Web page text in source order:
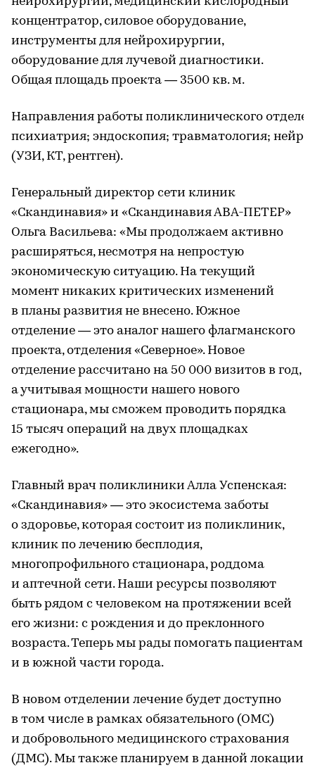
концентратор, силовое оборудование,
инструменты для нейрохирургии,
оборудование для лучевой диагностики.
Общая площадь проекта — 3500 кв. м.
Направления работы поликлинического
психиатрия; эндоскопия; травматология;
(УЗИ, КТ, рентген).
Генеральный директор сети клиник
«Скандинавия» и «Скандинавия АВА-ПЕТЕР»
Ольга Васильева: «Мы продолжаем активно
расширяться, несмотря на непростую
экономическую ситуацию. На текущий
момент никаких критических изменений
в планы развития не внесено. Южное
отделение — это аналог нашего флагманского
проекта, отделения «Северное». Новое
отделение рассчитано на 50 000 визитов в год,
а учитывая мощности нашего нового
стационара, мы сможем проводить порядка
15 тысяч операций на двух площадках
ежегодно».
Главный врач поликлиники Алла Успенская:
«Скандинавия» — это экосистема заботы
о здоровье, которая состоит из поликлиник,
клиник по лечению бесплодия,
многопрофильного стационара, роддома
и аптечной сети. Наши ресурсы позволяют
быть рядом с человеком на протяжении всей
его жизни: с рождения и до преклонного
возраста. Теперь мы рады помогать пациентам
и в южной части города.
В новом отделении лечение будет доступно
в том числе в рамках обязательного (ОМС)
и добровольного медицинского страхования
(ДМС). Мы также планируем в данной локации